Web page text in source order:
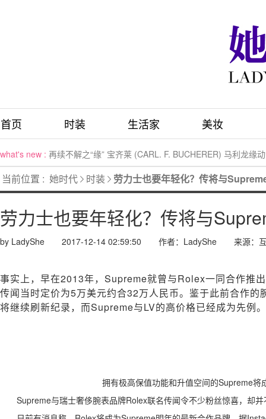
首页 时装 生活家 美妆
what's new : 再续不解之“缘” 宝齐莱 (CARL. F. BUCHERER) 马利龙缘
what's new : 【GUCCI腕表珠宝】一期一会，今年的圣诞节气氛来自于？
what's new : 爱马仕ARCEAU Belles du Mexique 腕表
what's new : WILLIAM FOX：正在进行时 全力以赴的男装态度
what's new : 波司登“勇攀高峰、温暖随行”冠军分享会圆满落幕 与谷爱
what's new :
LI-NING1990品牌旗舰店盛大揭幕 开启优雅摩登新篇章
what's new : 全球鹅绒服市场开启新篇章：高梵获全球皇室、明星青睐！
what's new : “秘世花园” 北京丽思卡尔顿酒店冬季婚礼秀圆满落幕
当前位置 : 她时代 时装 劳力士也要年轻化？传将与
劳力士也要年轻化？传将与
by LadyShe 2017-12-14 02:59:50 作者：LadyShe 来源：
事实上，早在2013年，Supreme就曾与Rolex一同合作推
传闻当时定价为5万美元约合32万人民币。鉴于此前合作
将继续刷新纪录，而Supreme与LV的高价格已经成为先例。
拥有极高保值功能和升值空间的Supreme
Supreme与瑞士奢侈腕表品牌Rolex联名传闻令不少粉丝惊喜，却